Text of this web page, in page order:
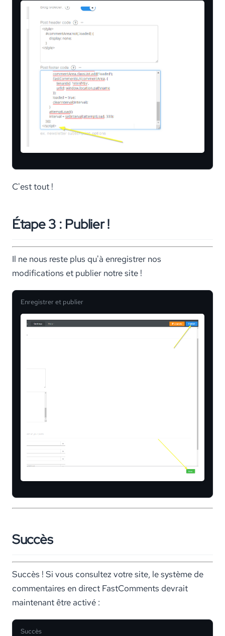
C'est tout !
Étape 3 : Publier !
Il ne nous reste plus qu'à enregistrer nos
modifications et publier notre site !
Enregistrer et publier
Succès
Succès ! Si vous consultez votre site, le système de
commentaires en direct FastComments devrait
maintenant être activé :
Succès